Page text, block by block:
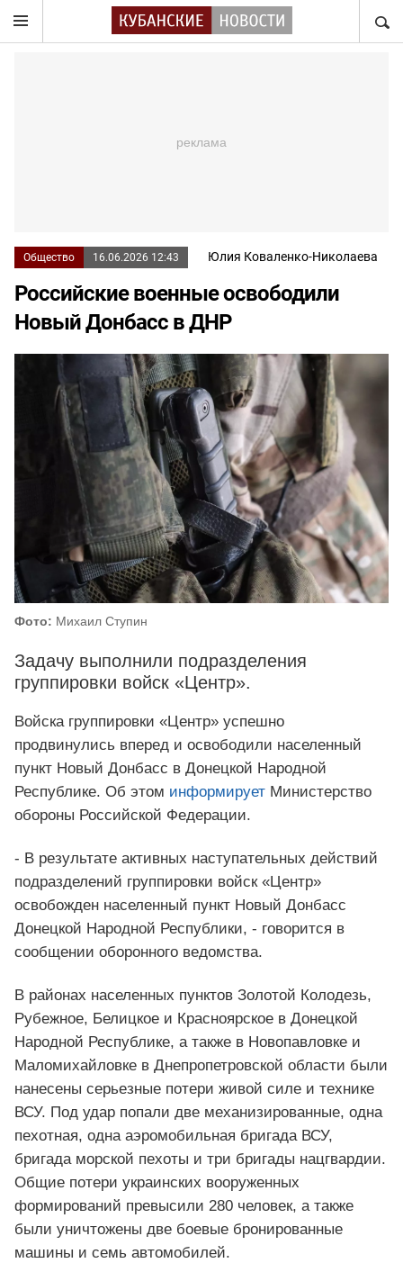
Общество 16.06.2026 12:43 Юлия Коваленко-Николаева
Российские военные освободили
Новый Донбасс в ДНР
Фото: Михаил Ступин
Задачу выполнили подразделения
группировки войск «Центр».
Войска группировки «Центр» успешно
продвинулись вперед и освободили населенный
пункт Новый Донбасс в Донецкой Народной
Республике. Об этом информирует Министерство
обороны Российской Федерации.
- В результате активных наступательных действий
подразделений группировки войск «Центр»
освобожден населенный пункт Новый Донбасс
Донецкой Народной Республики, - говорится в
сообщении оборонного ведомства.
В районах населенных пунктов Золотой Колодезь,
Рубежное, Белицкое и Красноярское в Донецкой
Народной Республике, а также в Новопавловке и
Маломихайловке в Днепропетровской области были
нанесены серьезные потери живой силе и технике
ВСУ. Под удар попали две механизированные, одна
пехотная, одна аэромобильная бригада ВСУ,
бригада морской пехоты и три бригады нацгвардии.
Общие потери украинских вооруженных
формирований превысили 280 человек, а также
были уничтожены две боевые бронированные
машины и семь автомобилей.